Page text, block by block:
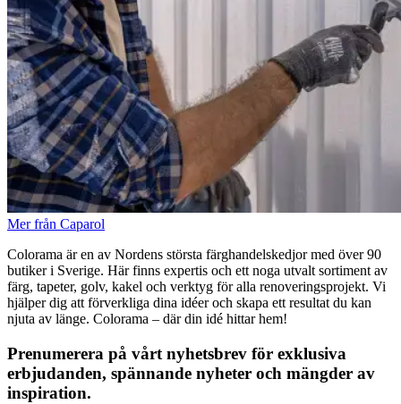
Mer från Caparol
Colorama är en av Nordens största färghandelskedjor med över 90
butiker i Sverige. Här finns expertis och ett noga utvalt sortiment av
färg, tapeter, golv, kakel och verktyg för alla renoveringsprojekt. Vi
hjälper dig att förverkliga dina idéer och skapa ett resultat du kan
njuta av länge. Colorama – där din idé hittar hem!
Prenumerera på vårt nyhetsbrev för exklusiva
erbjudanden, spännande nyheter och mängder av
inspiration.